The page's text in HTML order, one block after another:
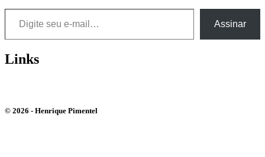
Digite seu e-mail…
Assinar
Links
© 2026 - Henrique Pimentel